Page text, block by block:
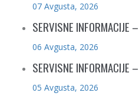
07 Avgusta, 2026
SERVISNE
06 Avgusta, 2026
SERVISNE
05 Avgusta, 2026